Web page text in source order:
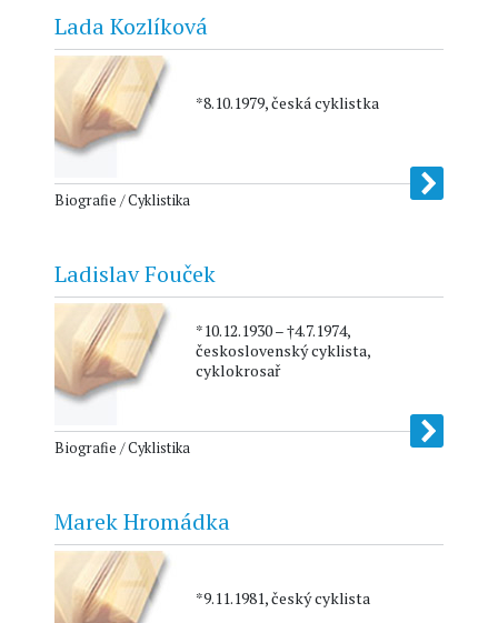
Lada Kozlíková
*8.10.1979, česká cyklistka
Biografie / Cyklistika
Ladislav Fouček
*10.12.1930 – †4.7.1974,
československý cyklista,
cyklokrosař
Biografie / Cyklistika
Marek Hromádka
*9.11.1981, český cyklista